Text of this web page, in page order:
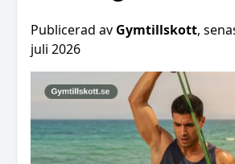
Publicerad av Gymtillskott,
juli 2026